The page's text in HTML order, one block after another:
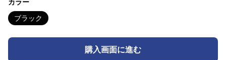
カラー
ブラック
購入画面に進む